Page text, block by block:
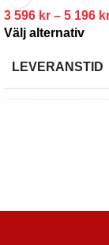
3 596 kr – 5 196
Välj alternativ
LEVERANSTID